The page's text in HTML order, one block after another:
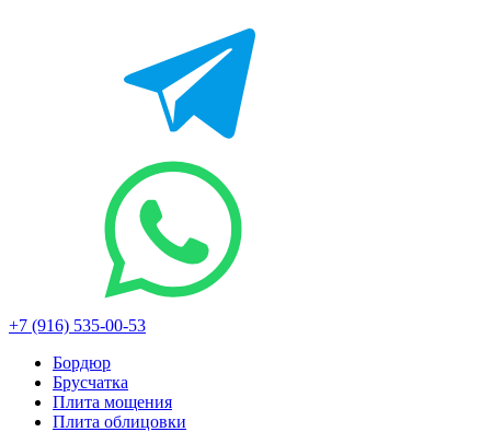
+7 (916) 535-00-53
Бордюр
Брусчатка
Плита мощения
Плита облицовки